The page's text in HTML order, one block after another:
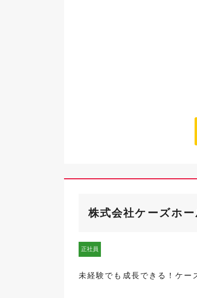
株式会社ケーズホ
正社員
未経験でも成長できる！ケー